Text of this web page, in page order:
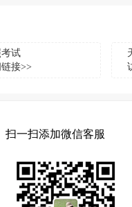
试
接>>
扫一扫添加微信客服